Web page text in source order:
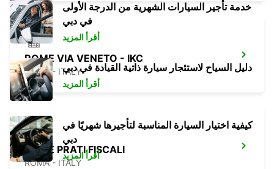
ROME VIA VENETO - IKC
ROMA - ITALY
ROME PRATI FISCALI
ROMA - ITALY
خدمة تأجير السيارات الشهرية من الدرجة الأولى
في دبي
أقرأ المزيد
دليل السياح لاستئجار سيارة ذاتية القيادة في دبي
أقرأ المزيد
كيفية اختيار السيارة المناسبة لتأجيرها شهريًا في
دبي
أقرأ المزيد